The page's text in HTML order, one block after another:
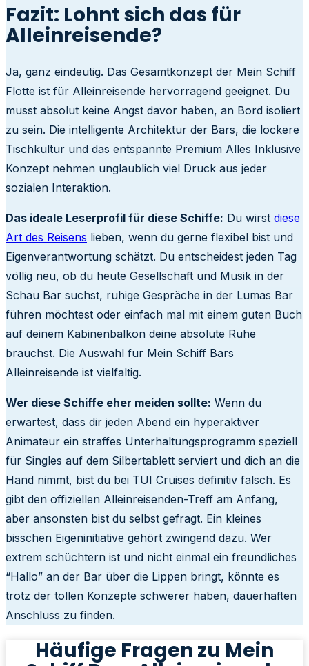
Fazit: Lohnt sich das für
Alleinreisende?
Ja, ganz eindeutig. Das Gesamtkonzept der Mein Schiff
Flotte ist für Alleinreisende hervorragend geeignet. Du
musst absolut keine Angst davor haben, an Bord isoliert
zu sein. Die intelligente Architektur der Bars, die lockere
Tischkultur und das entspannte Premium Alles Inklusive
Konzept nehmen unglaublich viel Druck aus jeder
sozialen Interaktion.
Das ideale Leserprofil für diese Schiffe: Du wirst diese
Art des Reisens lieben, wenn du gerne flexibel bist und
Eigenverantwortung schätzt. Du entscheidest jeden Tag
völlig neu, ob du heute Gesellschaft und Musik in der
Schau Bar suchst, ruhige Gespräche in der Lumas Bar
führen möchtest oder einfach mal mit einem guten Buch
auf deinem Kabinenbalkon deine absolute Ruhe
brauchst. Die Auswahl fur Mein Schiff Bars
Alleinreisende ist vielfaltig.
Wer diese Schiffe eher meiden sollte: Wenn du
erwartest, dass dir jeden Abend ein hyperaktiver
Animateur ein straffes Unterhaltungsprogramm speziell
für Singles auf dem Silbertablett serviert und dich an die
Hand nimmt, bist du bei TUI Cruises definitiv falsch. Es
gibt den offiziellen Alleinreisenden-Treff am Anfang,
aber ansonsten bist du selbst gefragt. Ein kleines
bisschen Eigeninitiative gehört zwingend dazu. Wer
extrem schüchtern ist und nicht einmal ein freundliches
“Hallo” an der Bar über die Lippen bringt, könnte es
trotz der tollen Konzepte schwerer haben, dauerhaften
Anschluss zu finden.
Häufige Fragen zu Mein